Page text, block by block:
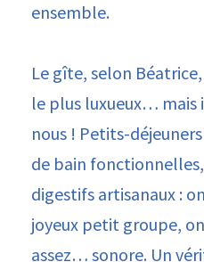
ensemble.
Le gîte, selon
le plus luxueux…
nous ! Petits-
de bain
digestifs artisanaux :
joyeux petit groupe,
assez… sonore. Un